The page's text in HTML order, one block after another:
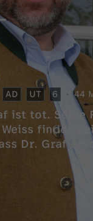
AD UT 6 44
ist tot. Seine
finden
Dr. Graf